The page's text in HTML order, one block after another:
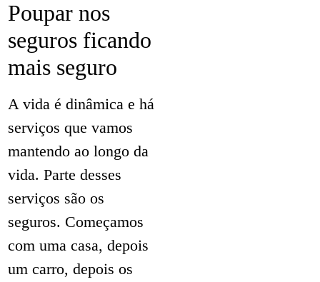
Poupar nos
seguros ficando
mais seguro
A vida é dinâmica e há
serviços que vamos
mantendo ao longo da
vida. Parte desses
serviços são os
seguros. Começamos
com uma casa, depois
um carro, depois os